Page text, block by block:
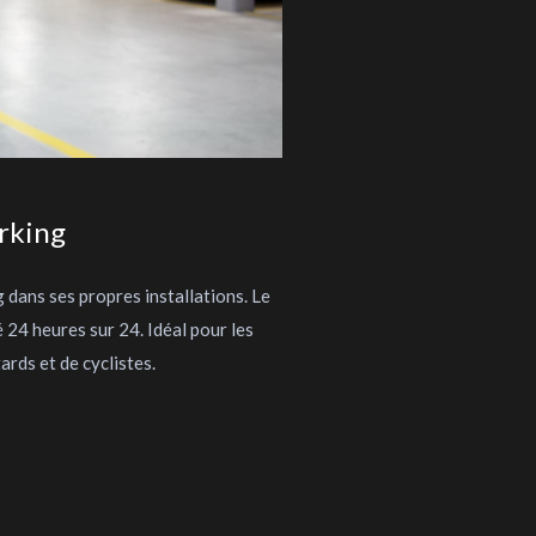
dans ses propres installations. Le
heures sur 24. Idéal pour les
et de cyclistes.